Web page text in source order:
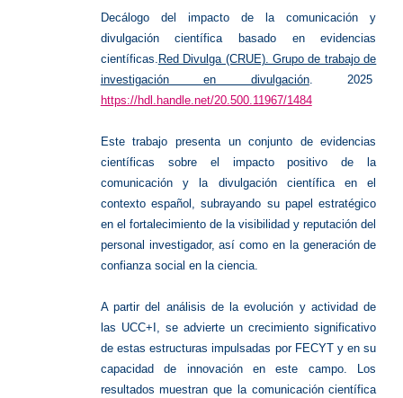
Decálogo del impacto de la comunicación y
divulgación científica basado en evidencias
científicas. Red Divulga (CRUE). Grupo de trabajo de
investigación en divulgación. 2025
https://hdl.handle.net/20.500.11967/1484
Este trabajo presenta un conjunto de evidencias
científicas sobre el impacto positivo de la
comunicación y la divulgación científica en el
contexto español, subrayando su papel estratégico
en el fortalecimiento de la visibilidad y reputación del
personal investigador, así como en la generación de
confianza social en la ciencia.
A partir del análisis de la evolución y actividad de
las UCC+I, se advierte un crecimiento significativo
de estas estructuras impulsadas por FECYT y en su
capacidad de innovación en este campo. Los
resultados muestran que la comunicación científica